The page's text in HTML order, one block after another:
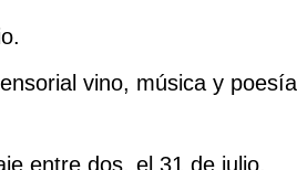
vino, música y
entre dos, el 31 de julio.